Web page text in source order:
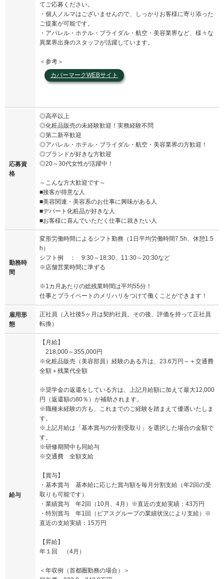
てご応募ください。
・個人ノルマはございませんので、しっかりお客様に寄り添った
ご提案が可能です。
・アパレル・ホテル・ブライダル・航空・美容業界など、様々な
異業界出身のスタッフが活躍しています。
＜参考＞
カバーマークWEBサイト
応募資
格
◎高卒以上
◎化粧品販売の未経験歓迎！実務経験不問
◎第二新卒歓迎
◎アパレル・ホテル・ブライダル・航空・美容業界の方歓迎！
◎ブランドが好きな方歓迎
◎20～30代女性が活躍中！
～こんな方大歓迎です～
■接客が得意な人
■美容関連・美容系のお仕事に興味がある人
■デパート化粧品が好きな人
■お客様に喜んでいただく仕事に就きたい人
勤務時
間
変形労働時間によるシフト勤務（1日平均労働時間7.5h、休憩1.5
h）
シフト例 ： 9:30～18:30、11:30～20:30など
※店舗営業時間に準ずる
※1カ月あたりの総残業時間は平均55分！
仕事とプライベートのメリハリをつけて働くことができます！
雇用形
態
正社員（入社後5ヶ月は契約社員。その後、評価を持って正社員
転換）
給与
【月給】
218,000～355,000円
※化粧品販売（美容部員）経験のある方は、23.6万円～＋交通費
全額＋残業代全額
※奨学金の返還をしている方は、上記月給額に加えて最大12,000
円（返還額の80％）が補助されます。
※職種未経験の方も、これまでのご経験を踏まえて優遇いたしま
す。
※上記月給は「基本賞与の分割受取り」を選択した場合の金額で
す。
※研修期間中も同給与
※交通費 全額支給
【賞与】
・基本賞与 基本給に応じた賞与額を毎月分割支給（年2回の受
取りも可能です）
・業績賞与 年2回（10月、4月）※直近の支給実績：43万円
・特別賞与 年1回（ピアスグループの業績状況により支給）※
直近の支給実績：15万円
【昇給】
年１回 （4月）
＜年収例（首都圏勤務の場合）＞